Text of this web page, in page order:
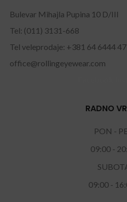
Bulevar Mihajla Pupina 10 D/III
Tel: (011) 3131-668
Tel veleprodaje: +381 64 6444
office@rollingeyewear.com
RADNO
PON -
09:00 -
09:00 -